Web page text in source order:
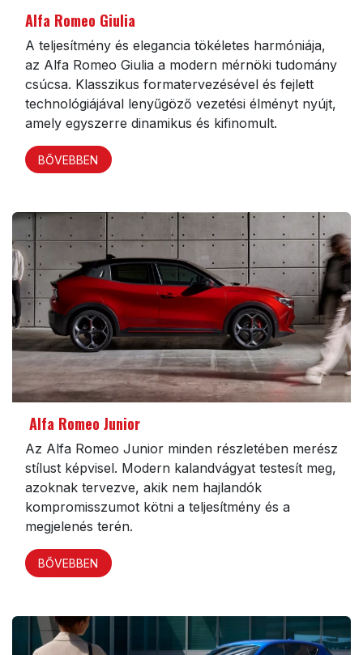
Alfa Romeo Giulia
A teljesítmény és elegancia tökéletes harmóniája,
az Alfa Romeo Giulia a modern mérnöki tudomány
csúcsa. Klasszikus formatervezésével és fejlett
technológiájával lenyűgöző vezetési élményt nyújt,
amely egyszerre dinamikus és kifinomult.
BŐVEBBEN
Alfa Romeo Junior
Az Alfa Romeo Junior minden részletében merész
stílust képvisel. Modern kalandvágyat testesít meg,
azoknak tervezve, akik nem hajlandók
kompromisszumot kötni a teljesítmény és a
megjelenés terén.
BŐVEBBEN